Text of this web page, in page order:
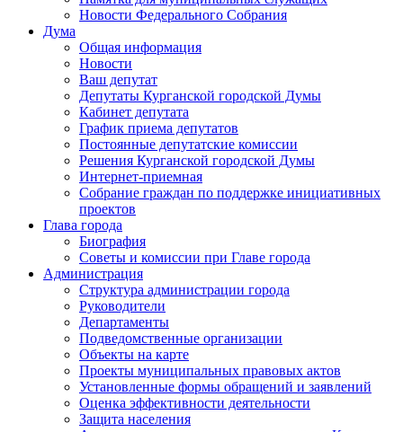
Новости Федерального Cобрания
Дума
Общая информация
Новости
Ваш депутат
Депутаты Курганской городской Думы
Кабинет депутата
График приема депутатов
Постоянные депутатские комиссии
Решения Курганской городской Думы
Интернет-приемная
Собрание граждан по поддержке инициативных
проектов
Глава города
Биография
Советы и комиссии при Главе города
Администрация
Структура администрации города
Руководители
Департаменты
Подведомственные организации
Объекты на карте
Проекты муниципальных правовых актов
Установленные формы обращений и заявлений
Оценка эффективности деятельности
Защита населения